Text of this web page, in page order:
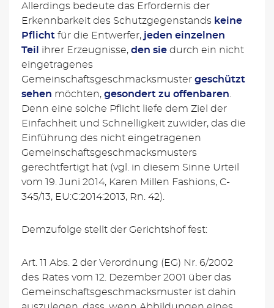
Allerdings bedeute das Erfordernis der
Erkennbarkeit des Schutzgegenstands keine
Pflicht für die Entwerfer, jeden einzelnen
Teil ihrer Erzeugnisse, den sie durch ein nicht
eingetragenes
Gemeinschaftsgeschmacksmuster geschützt
sehen möchten, gesondert zu offenbaren
Denn eine solche Pflicht liefe dem Ziel der
Einfachheit und Schnelligkeit zuwider, das die
Einführung des nicht eingetragenen
Gemeinschaftsgeschmacksmusters
gerechtfertigt hat (vgl. in diesem Sinne Urteil
vom 19. Juni 2014, Karen Millen Fashions, C-
345/13, EU:C:2014:2013, Rn. 42).
Demzufolge stellt der Gerichtshof fest:
Art. 11 Abs. 2 der Verordnung (EG) Nr. 6/2002
des Rates vom 12. Dezember 2001 über das
Gemeinschaftsgeschmacksmuster ist dahin